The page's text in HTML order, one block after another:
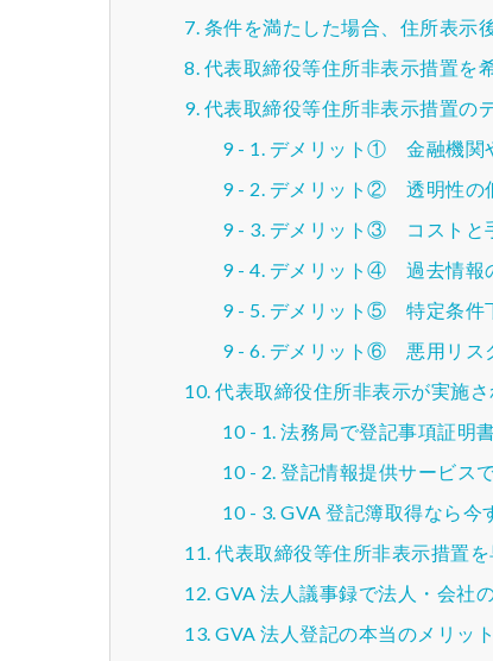
条件を満たした場合、住所表示
代表取締役等住所非表示措置を
代表取締役等住所非表示措置の
デメリット① 金融機関
デメリット② 透明性の
デメリット③ コストと
デメリット④ 過去情報
デメリット⑤ 特定条件
デメリット⑥ 悪用リス
代表取締役住所非表示が実施
法務局で登記事項証明
登記情報提供サービス
GVA 登記簿取得なら今
代表取締役等住所非表示措置
GVA 法人議事録で法人・会社
GVA 法人登記の本当のメリッ